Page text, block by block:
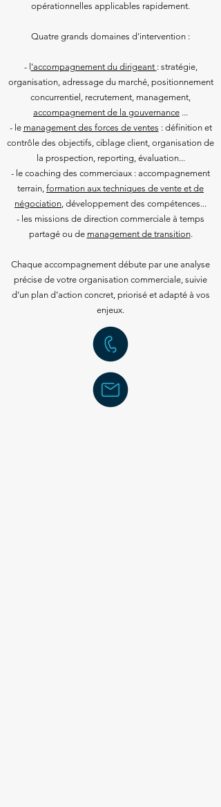
opérationnelles applicables rapidement.
Quatre grands domaines d'intervention :
- l 'accompagnement du dirigeant : stratégie,
organisation, adressage du marché, positionnement
concurrentiel, recrutement, management,
accompagnement de la gouvernance ...
- le management des forces de ventes : définition et
contrôle des objectifs, ciblage client, organisation de
la prospection, reporting, évaluation...
- le coaching des commerciaux : accompagnement
terrain, formation aux techniques de vente et de
négociation, développement des compétences...
- les missions de direction commerciale à temps
partagé ou de management de transition.
Chaque accompagnement débute par une analyse
précise de votre organisation commerciale, suivie
d’un plan d’action concret, priorisé et adapté à vos
enjeux.